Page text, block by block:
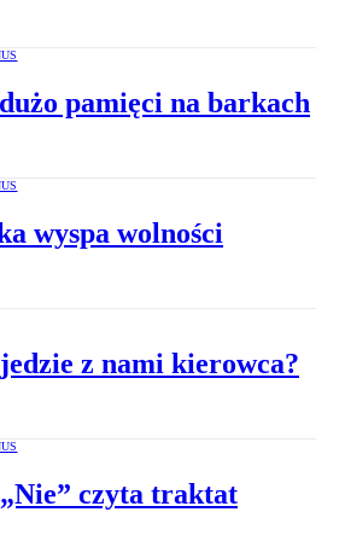
pamięci na barkach
wyspa wolności
z nami kierowca?
czyta traktat